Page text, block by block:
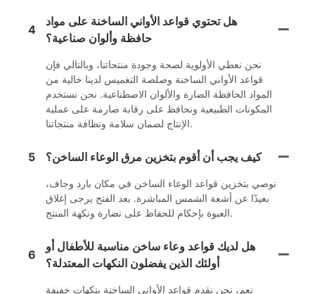
4
هل تحتوي قواعد الأواني الساخنة على مواد
حافظة وألوان صناعية؟
نحن نعطي الأولوية لصحة وجودة منتجاتنا، وبالتالي فإن
قواعد الأواني الساخنة وصلصة التغميس لدينا خالية من
المواد الحافظة الضارة والألوان الاصطناعية. نحن نستخدم
المكونات الطبيعية ونحافظ على رقابة صارمة على عملية
الإنتاج لضمان سلامة ونظافة منتجاتنا.
5 كيف يجب أن أقوم بتخزين مرق الوعاء الساخن؟
نوصي بتخزين قواعد الوعاء الساخن في مكان بارد وجاف،
بعيدًا عن أشعة الشمس المباشرة. بعد الفتح يرجى إغلاق
العبوة بإحكام للحفاظ على نضارة ونكهة المنتج.
6
هل لديك قواعد وعاء ساخن مناسبة للأطفال أو
أولئك الذين يفضلون النكهات المعتدلة؟
نعم، نحن نقدم قواعد الأواني الساخنة بنكهات خفيفة